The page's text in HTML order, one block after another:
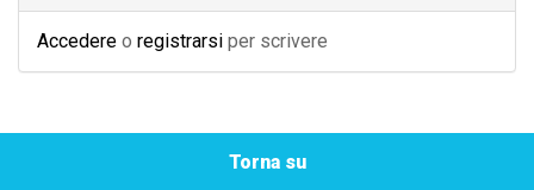
Accedere o registrarsi per scrivere
Torna su